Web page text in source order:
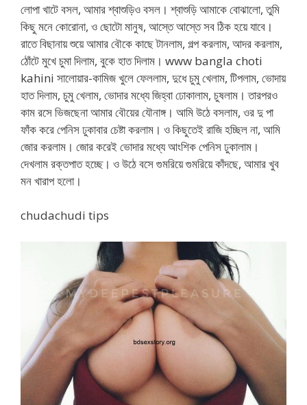
লোপা খাটে বসল, আমার শ্বাশুড়িও বসল। শ্বাশুড়ি আমাকে বোঝালো, তুমি
কিছু মনে কোরোনা, ও ছোটো মানুষ, আস্তে আস্তে সব ঠিক হয়ে যাবে।
রাতে বিছানায় শুয়ে আমার বৌকে কাছে টানলাম, গল্প করলাম, আদর করলাম,
ঠোঁটে মুখে চুমা দিলাম, বুকে হাত দিলাম। www bangla choti
kahini সালোয়ার-কামিজ খুলে ফেললাম, দুধে চুমু খেলাম, টিপলাম, ভোদায়
হাত দিলাম, চুমু খেলাম, ভোদার মধ্যে জিহ্বা ঢোকালাম, চুষলাম। তারপরও
কাম রসে ভিজছেনা আমার বৌয়ের যৌনাঙ্গ। আমি উঠে বসলাম, ওর দু পা
ফাঁক করে পেনিস ঢুকাবার চেষ্টা করলাম। ও কিছুতেই রাজি হচ্ছিল না, আমি
জোর করলাম। জোর করেই ভোদার মধ্যে আংশিক পেনিস ঢুকালাম।
দেখলাম রক্তপাত হচ্ছে। ও উঠে বসে গুমরিয়ে গুমরিয়ে কাঁদছে, আমার খুব
মন খারাপ হলো।
chudachudi tips